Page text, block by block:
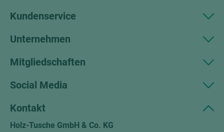
Kundenservice
Unternehmen
Mitgliedschaften
Social Media
Kontakt
Holz-Tusche GmbH & Co. KG